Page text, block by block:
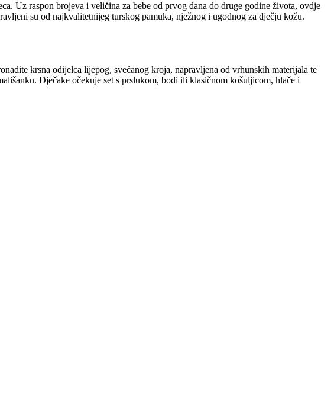
Uz raspon brojeva i veličina za bebe od prvog dana do druge godine života, ovdje
su od najkvalitetnijeg turskog pamuka, nježnog i ugodnog za dječju kožu.
krsna odijelca lijepog, svečanog kroja, napravljena od vrhunskih materijala te
Dječake očekuje set s prslukom, bodi ili klasičnom košuljicom, hlače i